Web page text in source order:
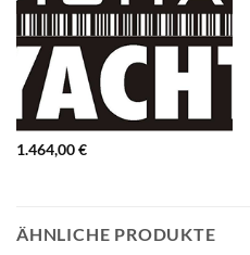
1.464,00€
ÄHNLICHE PRODUKTE